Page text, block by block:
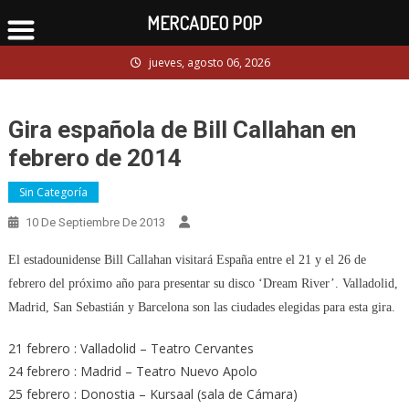
to
jueves, agosto 06, 2026
Gira española de Bill Callahan en
febrero de 2014
Sin Categoría
10 De Septiembre De 2013
El estadounidense Bill Callahan visitará España entre el 21 y el 26 de
febrero del próximo año para presentar su disco ‘Dream River’. Valladolid,
Madrid, San Sebastián y Barcelona son las ciudades elegidas para esta gira.
21 febrero : Valladolid – Teatro Cervantes
24 febrero : Madrid – Teatro Nuevo Apolo
25 febrero : Donostia – Kursaal (sala de Cámara)
MERCADEO POP